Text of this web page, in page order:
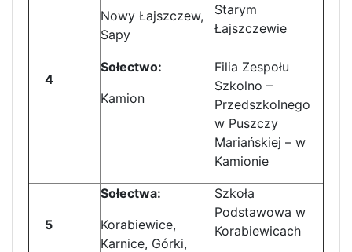
Nowy Łajszczew,
Sapy
Starym
Łajszczewie
4
Sołectwo:
Kamion
Filia Zespołu
Szkolno –
Przedszkolnego
w Puszczy
Mariańskiej – w
Kamionie
5
Sołectwa:
Korabiewice,
Karnice, Górki,
Szkoła
Podstawowa w
Korabiewicach